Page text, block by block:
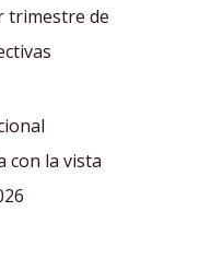
trimestre de
con la vista